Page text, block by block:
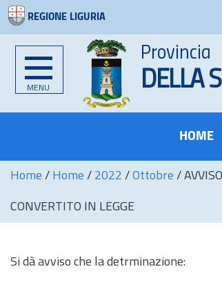
REGIONE LIGURIA
MENU
Provincia
DELLA
HOME
Home / Home / 2022 / Ottobre /
CONVERTITO IN LEGGE
Si dà avviso che la detrminazione: